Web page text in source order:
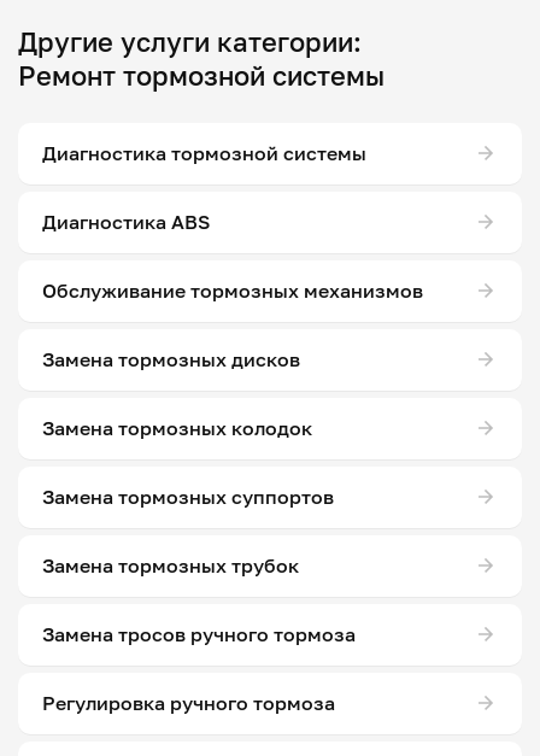
Другие услуги категории:
Ремонт тормозной системы
Диагностика тормозной системы
Диагностика ABS
Обслуживание тормозных механизмов
Замена тормозных дисков
Замена тормозных колодок
Замена тормозных суппортов
Замена тормозных трубок
Замена тросов ручного тормоза
Регулировка ручного тормоза